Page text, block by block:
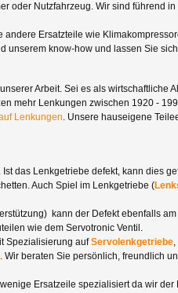
oder Nutzfahrzeug. Wir sind führend
Ersatzteile wie
know-how und lassen Sie
Arbeit. Sei es als wirtschaftliche
mehr Lenkungen zwischen 1920 -
Lenkungen. Unsere hauseigene
das Lenkgetriebe defekt, kann dies
Auch Spiel im Lenkgetriebe (
kann der Defekt ebenfalls
wie dem Servotronic Ventil.
Spezialisierung aufServolenkgetriebe,
. Wir beraten Sie persönlich, freundlich
Ersatzeile spezialisiert da wir